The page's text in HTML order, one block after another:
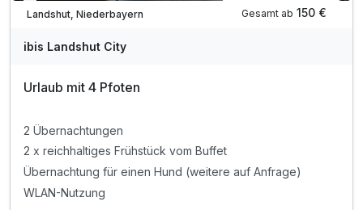
Landshut, Niederbayern
Gesamt ab 150 €
ibis Landshut City
Urlaub mit 4 Pfoten
2 Übernachtungen
2 x reichhaltiges Frühstück vom Buffet
Übernachtung für einen Hund (weitere auf Anfrage)
WLAN-Nutzung